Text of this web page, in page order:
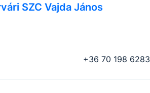
SZC Vajda János
+36 70 198 6283